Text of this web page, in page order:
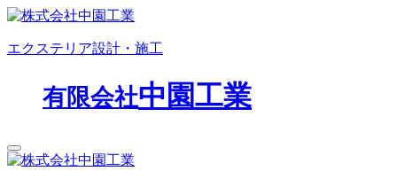
エクステリア設計・施工
有限会社中園工業